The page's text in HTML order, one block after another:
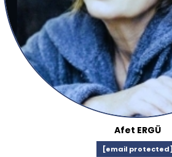
Afet ERGÜ
[email protected]